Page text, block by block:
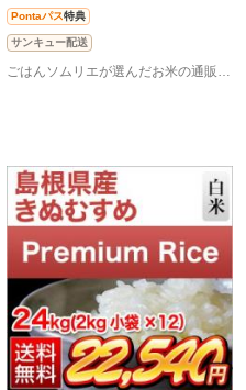
Pontaパス特典
サンキュー配送
ごはんソムリエが選んだお米の通販 お米のくりや